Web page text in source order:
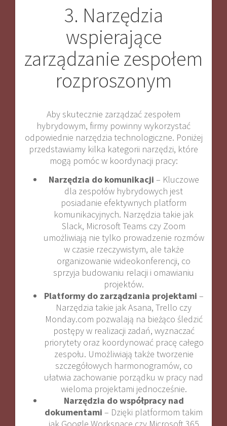
3. Narzędzia
wspierające
zarządzanie zespołem
rozproszonym
Aby skutecznie zarządzać zespołem
hybrydowym, firmy powinny wykorzystać
odpowiednie narzędzia technologiczne. Poniżej
przedstawiamy kilka kategorii narzędzi, które
mogą pomóc w koordynacji pracy:
Narzędzia do komunikacji – Kluczowe
dla zespołów hybrydowych jest
posiadanie efektywnych platform
komunikacyjnych. Narzędzia takie jak
Slack, Microsoft Teams czy Zoom
umożliwiają nie tylko prowadzenie rozmów
w czasie rzeczywistym, ale także
organizowanie wideokonferencji, co
sprzyja budowaniu relacji i omawianiu
projektów.
Platformy do zarządzania projektami –
Narzędzia takie jak Asana, Trello czy
Monday.com pozwalają na bieżąco śledzić
postępy w realizacji zadań, wyznaczać
priorytety oraz koordynować pracę całego
zespołu. Umożliwiają także tworzenie
szczegółowych harmonogramów, co
ułatwia zachowanie porządku w pracy nad
wieloma projektami jednocześnie.
Narzędzia do współpracy nad
dokumentami – Dzięki platformom takim
jak Google Workspace czy Microsoft 365